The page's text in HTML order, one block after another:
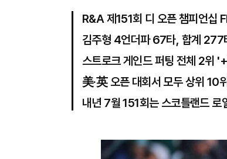
R&A 제151회 디 오픈 챔피언십
김주형 4언더파 67타, 합계 277
스트로크 게인드 퍼팅 전체 2위
美·英 오픈 대회서 모두 상위 10
내년 7월 151회는 스코틀랜드 로